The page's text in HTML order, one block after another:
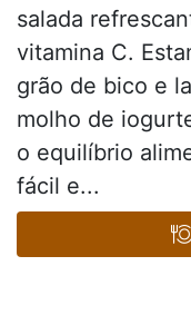
salada
vitamina C.
grão de bico e
molho de
o equilíbrio
fácil e...